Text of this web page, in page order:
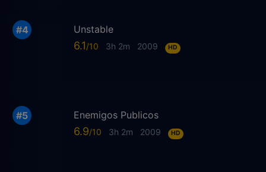
Unstable
6.1 3h 2m 2009 HD
Enemigos Publicos
6.9 3h 2m 2009 HD